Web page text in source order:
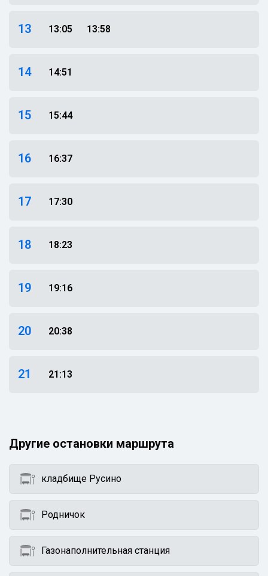
13 13:05 13:58
14 14:51
15 15:44
16 16:37
17 17:30
18 18:23
19 19:16
20 20:38
21 21:13
Другие остановки маршрута
кладбище Русино
Родничок
Газонаполнительная станция